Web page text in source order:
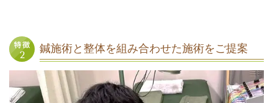
鍼施術と整体を組み合わせた施術をご提案